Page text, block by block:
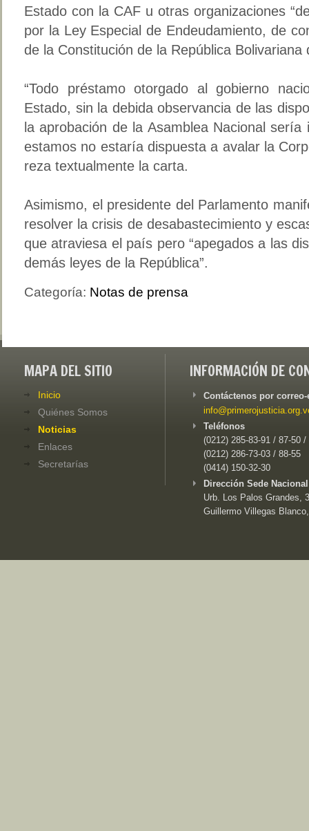
Estado con la CAF u otras organizaciones
por la Ley Especial de Endeudamiento, de
de la Constitución de la República Bolivariana
“Todo préstamo otorgado al gobierno
Estado, sin la debida observancia de las
la aprobación de la Asamblea Nacional
estamos no estaría dispuesta a avalar la
reza textualmente la carta.
Asimismo, el presidente del Parlamento
resolver la crisis de desabastecimiento y
que atraviesa el país pero “apegados a las
demás leyes de la República”.
Categoría: Notas de prensa
MAPA DEL SITIO
Inicio
Quiénes Somos
Noticias
Enlaces
Secretarías
INFORMACIÓN DE
Contáctenos por
Teléfonos
(0212) 285-83-91 / 87-50 /
(0212) 286-73-03 / 88-55
(0414) 150-32-30
Dirección Sede
Urb. Los Palos Grandes,
Guillermo Villegas